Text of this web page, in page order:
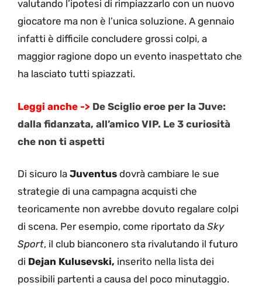
valutando l’ipotesi di rimpiazzarlo con un nuovo
giocatore ma non è l’unica soluzione. A gennaio
infatti è difficile concludere grossi colpi, a
maggior ragione dopo un evento inaspettato che
ha lasciato tutti spiazzati.
Leggi anche -> De Sciglio eroe per la Juve:
dalla fidanzata, all’amico VIP. Le 3 curiosità
che non ti aspetti
Di sicuro la Juventus dovrà cambiare le sue
strategie di una campagna acquisti che
teoricamente non avrebbe dovuto regalare colpi
di scena. Per esempio, come riportato da Sky
Sport, il club bianconero sta rivalutando il futuro
di Dejan Kulusevski, inserito nella lista dei
possibili partenti a causa del poco minutaggio.